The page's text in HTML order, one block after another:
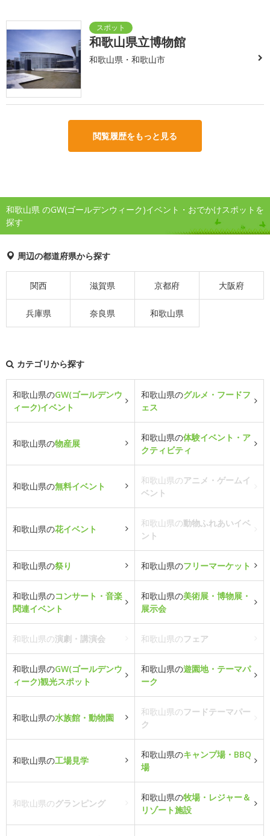
和歌山県立博物館
和歌山県・和歌山市
閲覧履歴をもっと見る
和歌山県 のGW(ゴールデンウィーク)イベント・おでかけスポットを
探す
周辺の都道府県から探す
関西 滋賀県 京都府 大阪府
兵庫県 奈良県 和歌山県
カテゴリから探す
和歌山県のGW(ゴールデンウ
ィーク)イベント
和歌山県のグルメ・フードフ
ェス
和歌山県の物産展
和歌山県の体験イベント・ア
クティビティ
和歌山県の無料イベント
和歌山県のアニメ・ゲームイ
ベント
和歌山県の花イベント
和歌山県の動物ふれあいイベ
ント
和歌山県の祭り 和歌山県のフリーマーケット
和歌山県のコンサート・音楽
関連イベント
和歌山県の美術展・博物展・
展示会
和歌山県の演劇・講演会 和歌山県のフェア
和歌山県のGW(ゴールデンウ
ィーク)観光スポット
和歌山県の遊園地・テーマパ
ーク
和歌山県の水族館・動物園
和歌山県のフードテーマパー
ク
和歌山県の工場見学
和歌山県のキャンプ場・BBQ
場
和歌山県のグランピング
和歌山県の牧場・レジャー＆
リゾート施設